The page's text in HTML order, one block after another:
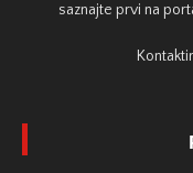
saznajte prvi na